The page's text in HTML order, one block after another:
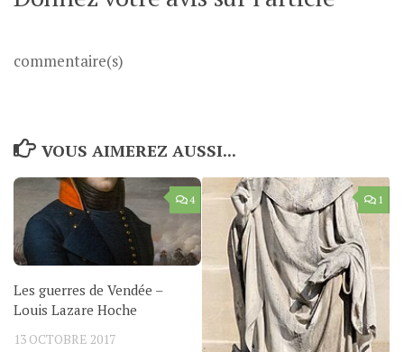
commentaire(s)
VOUS AIMEREZ AUSSI...
4
Les guerres de Vendée –
Louis Lazare Hoche
13 OCTOBRE 2017
1